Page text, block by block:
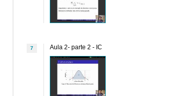
7 Aula 2- parte 2 - IC